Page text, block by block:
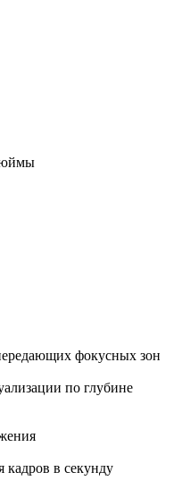
фокусных зон
по глубине
кадров в секунду